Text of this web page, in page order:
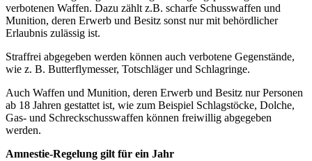
verbotenen Waffen. Dazu zählt z.B. scharfe Schusswaffen und
Munition, deren Erwerb und Besitz sonst nur mit behördlicher
Erlaubnis zulässig ist.
Straffrei abgegeben werden können auch verbotene Gegenstände,
wie z. B. Butterflymesser, Totschläger und Schlagringe.
Auch Waffen und Munition, deren Erwerb und Besitz nur Personen
ab 18 Jahren gestattet ist, wie zum Beispiel Schlagstöcke, Dolche,
Gas- und Schreckschusswaffen können freiwillig abgegeben
werden.
Amnestie-Regelung gilt für ein Jahr